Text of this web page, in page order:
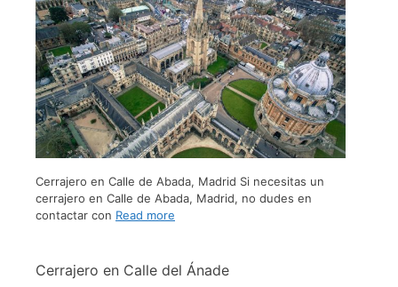
Cerrajero en Calle de Abada, Madrid Si necesitas un
cerrajero en Calle de Abada, Madrid, no dudes en
contactar con Read more
Cerrajero en Calle del Ánade